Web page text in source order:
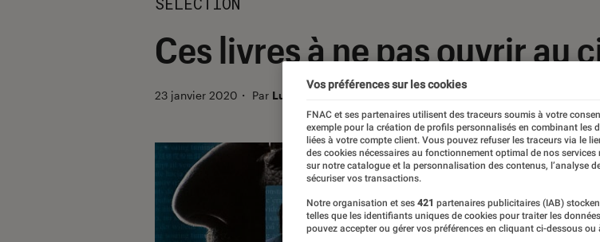
Ces livres à ne pas ouvrir au
23 janvier 2020 ・ Par Lucie
Vos préférences sur les cookies
FNAC et ses partenaires utilisent des traceurs soumis à votre
exemple pour la création de profils personnalisés en combinant les
liées à votre compte client. Vous pouvez refuser les traceurs via le
des cookies nécessaires au fonctionnement optimal de nos
sur notre catalogue et la personnalisation des contenus, l’analyse
sécuriser vos transactions.
Notre organisation et ses 421 partenaires publicitaires (IAB)
telles que les identifiants uniques de cookies pour traiter les
pouvez accepter ou gérer vos préférences en cliquant ci-dessous